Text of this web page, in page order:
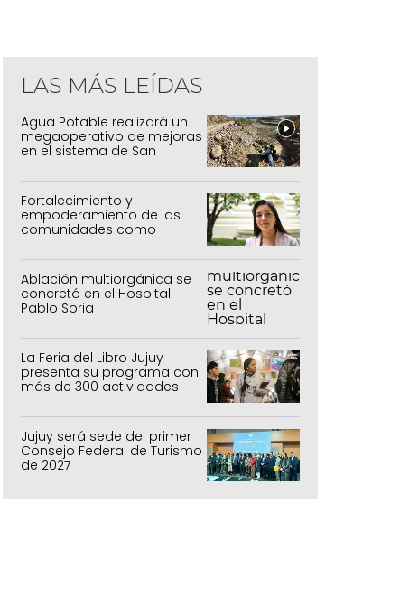
LAS MÁS LEÍDAS
Agua Potable realizará un
megaoperativo de mejoras
en el sistema de San
Fortalecimiento y
empoderamiento de las
comunidades como
Ablación multiorgánica se
concretó en el Hospital
Pablo Soria
La Feria del Libro Jujuy
presenta su programa con
más de 300 actividades
Jujuy será sede del primer
Consejo Federal de Turismo
de 2027